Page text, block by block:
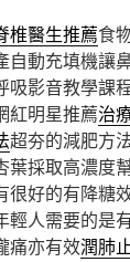
椎醫生推薦食
自動充填機讓
吸影音教學課
紅明星推薦治
超夯的減肥方
葉採取高濃度
很好的有降糖
輕人需要的是
痛亦有效潤肺